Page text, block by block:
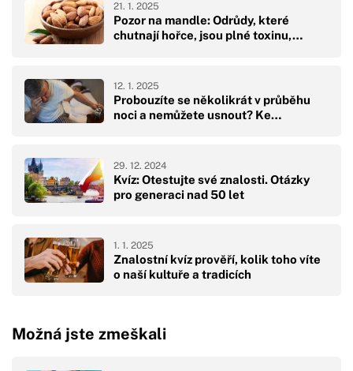
Pozor na mandle: Odrůdy, které
chutnají hořce, jsou plné toxinu,…
21. 1. 2025
Probouzíte se několikrát v průběhu
noci a nemůžete usnout? Ke…
12. 1. 2025
Kvíz: Otestujte své znalosti. Otázky
pro generaci nad 50 let
29. 12. 2024
Znalostní kvíz prověří, kolik toho víte
o naší kultuře a tradicích
1. 1. 2025
Možná jste zmeškali